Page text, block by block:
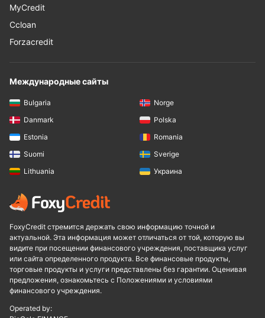
MyCredit
Ccloan
Forzacredit
Международные сайты
Bulgaria
Danmark
Estonia
Suomi
Lithuania
Norge
Polska
Romania
Sverige
Украина
FoxyCredit стремится держать свою информацию точной и
актуальной. Эта информация может отличаться от той, которую вы
видите при посещении финансового учреждения, поставщика услуг
или сайта определенного продукта. Все финансовые продукты,
торговые продукты и услуги представлены без гарантии. Оценивая
предложения, ознакомьтесь с Положениями и условиями
финансового учреждения.
Operated by: